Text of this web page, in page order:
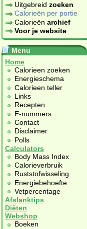
Uitgebreid zoeken
Calorieën per portie
Calorieën archief
Voor je website
Menu
Home
Calorieen zoeken
Energieschema
Calorieen teller
Links
Recepten
E-nummers
Contact
Disclaimer
Polls
Calculators
Body Mass Index
Calorieverbruik
Ruststofwisseling
Energiebehoefte
Vetpercentage
Afslanktips
Diëten
Webshop
Boeken